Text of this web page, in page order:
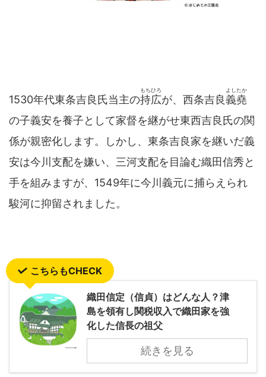
1530年代東条吉良氏当主の持広
もちひろ
が、西条吉良義堯
よしたか
の子義安を養子として家督を継がせ東西吉良氏の関
係が親密化します。しかし、東条吉良家を継いだ義
安は今川支配を嫌い、三河支配を目論む織田信秀と
手を組みますが、1549年に今川義元に捕らえられ
駿河に抑留されました。
こちらもCHECK
織田信定（信貞）はどんな人？津
島を領有し関税収入で織田家を強
化した信長の祖父
続きを見る